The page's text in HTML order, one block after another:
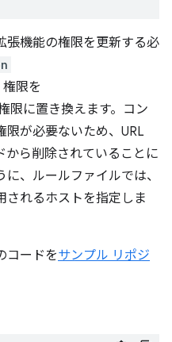
張機能の権限を更新する必
権限を
限に置き換えます。コン
が必要ないため、URL
から削除されていることに
、ルールファイルでは、
されるホストを指定しま
コードをサンプル リポジ